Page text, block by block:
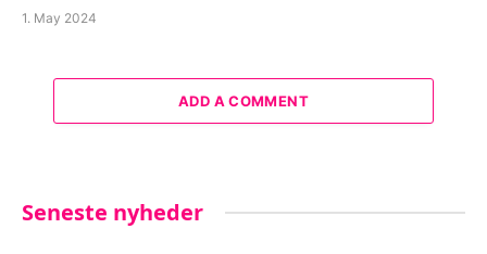
1. May 2024
ADD A COMMENT
Seneste nyheder